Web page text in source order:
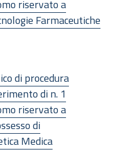
riservato a
Farmaceutiche
di procedura
di n. 1
riservato a
di
Medica